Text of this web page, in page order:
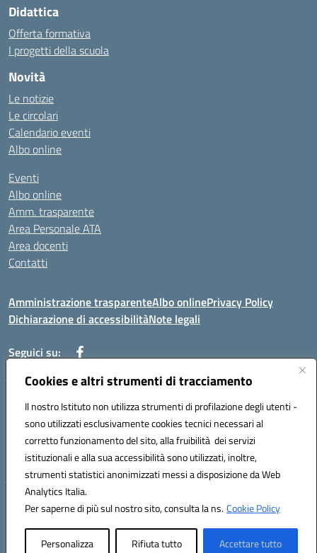
Cookies e altri strumenti di tracciamento
Il nostro Istituto non utilizza strumenti di profilazione degli utenti -
sono utilizzati esclusivamente cookies tecnici necessari al
corretto funzionamento del sito, alla fruibilità dei servizi
istituzionali e alla sua accessibilità sono utilizzati, inoltre,
strumenti statistici anonimizzati messi a disposizione da Web
Analytics Italia.
Per saperne di più sul nostro sito, consulta la ns.Cookie Policy
Personalizza Rifiuta tutto Accettare tutto
Didattica
Offerta formativa
I progetti della scuola
Novità
Le notizie
Le circolari
Calendario eventi
Albo online
Eventi
Albo online
Amm. trasparente
Area Personale ATA
Area docenti
Contatti
Amministrazione trasparenteAlbo onlinePrivacy Policy
Dichiarazione di accessibilitàNote legali
Seguici su:
Indirizzo: VIA BRECCIAME, 46 - 81024 MADDALONI (CE)
Mail: CEIC8AU001@istruzione.it - Pec: CEIC8AU001@pec.istruzione.it -
Telefono: 0823408721
Meccanografico: CEIC8AU001
Codice fiscale: 93086080616
Hosting & Powered by 3D Solution S.r.l.
Concept & Design by Designers Italia